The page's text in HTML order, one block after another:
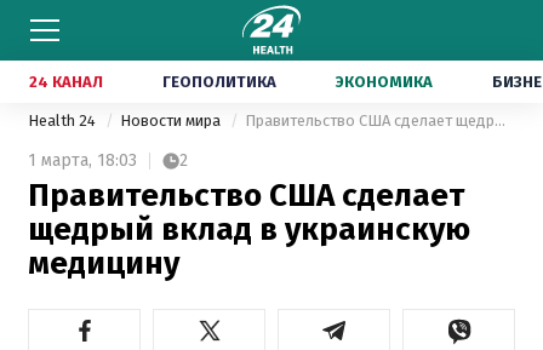
24 КАНАЛ ГЕОПОЛИТИКА ЭКОНОМИКА
Health 24 Новости мира Правительство США сделает щедрый вклад в украинскую медицину
1 марта, 18:03 2
Правительство США сделает
щедрый вклад в украинскую
медицину